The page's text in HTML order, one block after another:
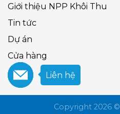
Giới thiệu NPP Khôi Thu
Tin tức
Dự án
Cửa hàng
Copyright 2026 ©
Liên hệ